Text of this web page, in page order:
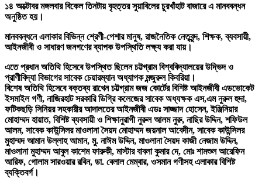
১৪ অক্টোবর মঙ্গলবার বিকেল তিনটায় বৃহত্তর সুয়াবিলের চুরখাঁহাট বাজারে এ মানববন্ধন
অনুষ্ঠিত হয়।
মানববন্ধনে এলাকার বিভিন্ন শ্রেণী-পেশার মানুষ, রাজনৈতিক নেতৃবৃন্দ, শিক্ষক, ব্যবসায়ী,
আইনজীবী ও সাধারণ জনগণের ব্যাপক উপস্থিতি লক্ষ্য করা যায়।
এতে প্রধান অতিথি হিসেবে উপস্থিত ছিলেন চট্টগ্রাম বিশ্ববিদ্যালয়ের উদ্ভিদ ও
প্রাণীবিদ্যা বিভাগের সাবেক চেয়ারম্যান অধ্যাপক মন্জুরুল কিবরিয়া।
বিশেষ অতিথি হিসেবে বক্তব্য রাখেন চট্টগ্রাম জজ কোর্টের বিশিষ্ট আইনজীবী এডভোকেট
ইসমাইল গণী, নাজিরহাট সরকারি ডিগ্রি কলেজের সাবেক অধ্যক্ষক এস,এম নুরুল হুদা,
ফটিকছড়ি সিনিয়র সহকারীর আদালতের আইনজীবী এডঃ সাজ্জাদ হোসেন, ইঞ্জিনিয়ার
মোহাম্মদ হায়াত, বিশিষ্ট ব্যবসায়ী ও শিক্ষানুরাগী নুরুল আলম নুরু, নাছির উদ্দিন, শফিউল
আলম, সাবেক কাউন্সিলর মাওলানা সৈয়দ মোহাম্মদ জয়নাল আবেদীন, সাবেক কাউন্সিলর
মুহাম্মদ আমান উল্লাহ আমান, মু. নাঈম উদ্দিন, মাওলানা সৈয়দ কাজী নেজাম উদ্দিন,
মাওলানা মুহাম্মদ আবুল কাশেম ফারুকী, মাস্টার বাবলা কুমার দে, মোঃ শামশুল আরেফিন
আরিফ, গোলাম সারওয়ার রবিন, ডা. বেলাল মেম্বার, ওসমান গণীসহ এলাকার বিশিষ্ট
ব্যক্তিবর্গ।